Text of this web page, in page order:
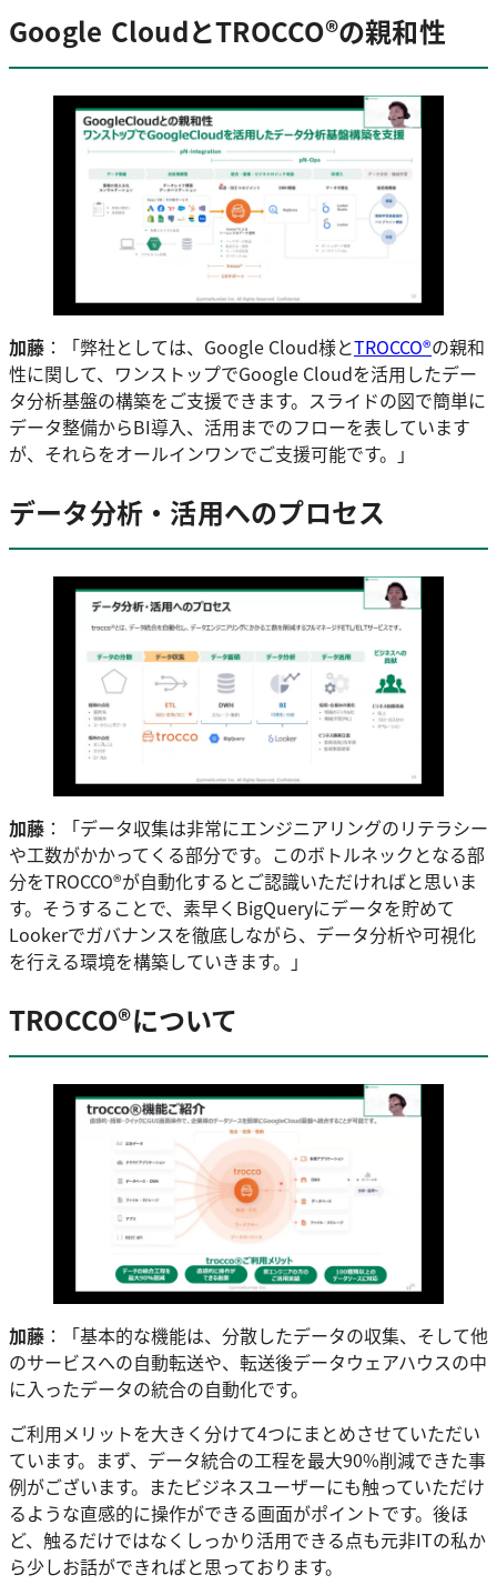
Google CloudとTROCCO®の親和性
加藤 ：「弊社としては、Google Cloud様とTROCCO®の親和
性に関して、ワンストップでGoogle Cloudを活用したデー
タ分析基盤の構築をご支援できます。スライドの図で簡単に
データ整備からBI導入、活用までのフローを表しています
が、それらをオールインワンでご支援可能です。」
データ分析・活用へのプロセス
加藤 ：「データ収集は非常にエンジニアリングのリテラシー
や工数がかかってくる部分です。このボトルネックとなる部
分をTROCCO®が自動化するとご認識いただければと思いま
す。そうすることで、素早くBigQueryにデータを貯めて
Lookerでガバナンスを徹底しながら、データ分析や可視化
を行える環境を構築していきます。」
TROCCO®について
加藤 ：「基本的な機能は、分散したデータの収集、そして他
のサービスへの自動転送や、転送後データウェアハウスの中
に入ったデータの統合の自動化です。
ご利用メリットを大きく分けて4つにまとめさせていただい
ています。まず、データ統合の工程を最大90%削減できた事
例がございます。またビジネスユーザーにも触っていただけ
るような直感的に操作ができる画面がポイントです。後ほ
ど、触るだけではなくしっかり活用できる点も元非ITの私か
ら少しお話ができればと思っております。